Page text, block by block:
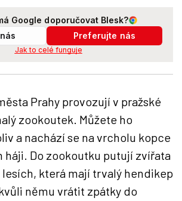
Google doporučovat Blesk?
Preferujte nás
Jak to celé funguje
Prahy provozují v pražské
zookoutek. Můžete ho
a nachází se na vrcholu kopce
háji. Do zookoutku putují zvířata
která mají trvalý hendikep
němu vrátit zpátky do